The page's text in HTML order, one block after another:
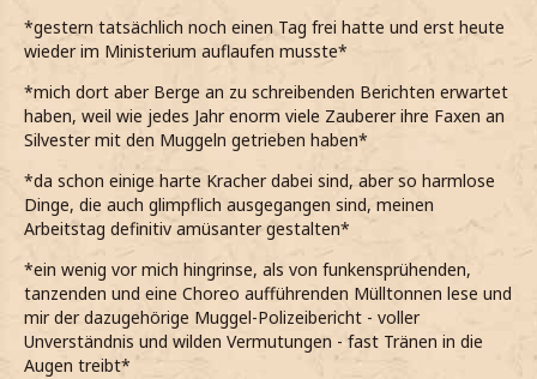
*gestern tatsächlich noch einen Tag frei hatte und erst heute
wieder im Ministerium auflaufen musste*
*mich dort aber Berge an zu schreibenden Berichten erwartet
haben, weil wie jedes Jahr enorm viele Zauberer ihre Faxen an
Silvester mit den Muggeln getrieben haben*
*da schon einige harte Kracher dabei sind, aber so harmlose
Dinge, die auch glimpflich ausgegangen sind, meinen
Arbeitstag definitiv amüsanter gestalten*
*ein wenig vor mich hingrinse, als von funkensprühenden,
tanzenden und eine Choreo aufführenden Mülltonnen lese und
mir der dazugehörige Muggel-Polizeibericht - voller
Unverständnis und wilden Vermutungen - fast Tränen in die
Augen treibt*